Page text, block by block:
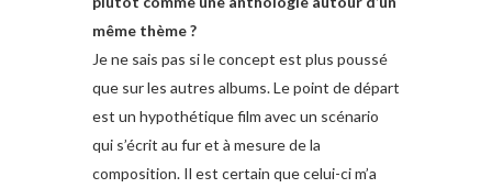
même thème ?
Je ne sais pas si le concept est plus poussé
que sur les autres albums. Le point de départ
est un hypothétique film avec un scénario
qui s’écrit au fur et à mesure de la
composition. Il est certain que celui-ci m’a